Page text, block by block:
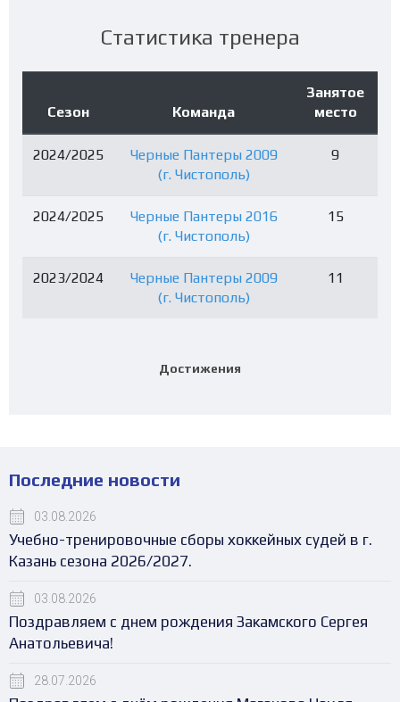
Статистика тренера
Сезон Команда
Занятое
место
2024/2025
Черные Пантеры 2009
(г. Чистополь)
9
2024/2025
Черные Пантеры 2016
(г. Чистополь)
15
2023/2024
Черные Пантеры 2009
(г. Чистополь)
11
Достижения
Последние новости
03.08.2026
Учебно-тренировочные сборы хоккейных судей в г.
Казань сезона 2026/2027.
03.08.2026
Поздравляем с днем рождения Закамского Сергея
Анатольевича!
28.07.2026